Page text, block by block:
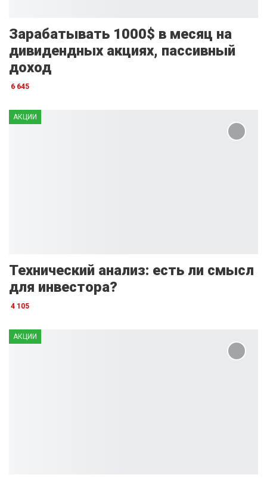
Зарабатывать 1000$ в месяц на
дивидендных акциях, пассивный
доход
6 645
АКЦИИ
Технический анализ: есть ли смысл
для инвестора?
4 105
АКЦИИ